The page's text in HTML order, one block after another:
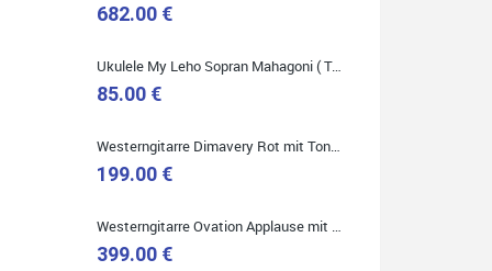
Quelle: Google-Rezension
682.00 €
Ukulele My Leho Sopran Mahagoni ( Top Empfehlung ! )
85.00 €
199.00 €
399.00 €